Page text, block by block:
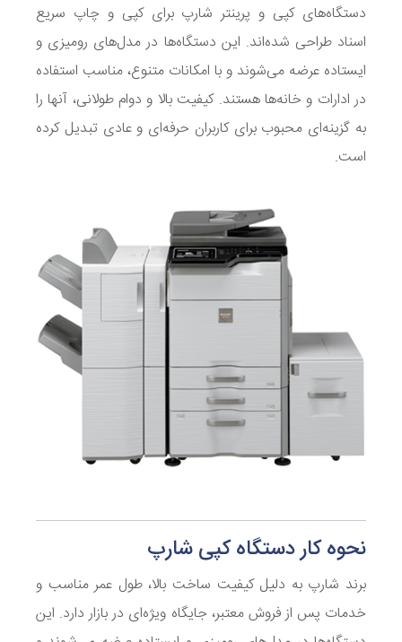
دستگاه‌های کپی و پرینتر شارپ برای کپی و چاپ سریع
اسناد طراحی شده‌اند. این دستگاه‌ها در مدل‌های رومیزی و
ایستاده عرضه می‌شوند و با امکانات متنوع، مناسب استفاده
در ادارات و خانه‌ها هستند. کیفیت بالا و دوام طولانی، آنها را
به گزینه‌ای محبوب برای کاربران حرفه‌ای و عادی تبدیل کرده
است.
نحوه کار دستگاه کپی شارپ
برند شارپ به دلیل کیفیت ساخت بالا، طول عمر مناسب و
خدمات پس از فروش معتبر، جایگاه ویژه‌ای در بازار دارد. این